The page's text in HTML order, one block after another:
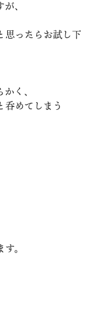
、
思ったらお試し下
く、
呑めてしまう
。